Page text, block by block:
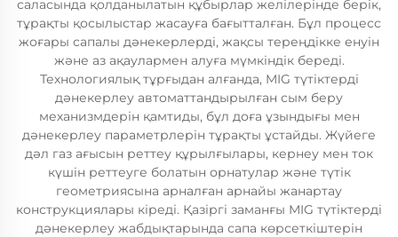
саласында қолданылатын құбырлар желілерінде берік,
тұрақты қосылыстар жасауға бағытталған. Бұл процесс
жоғары сапалы дәнекерлерді, жақсы тереңдікке енуін
және аз ақаулармен алуға мүмкіндік береді.
Технологиялық тұрғыдан алғанда, MIG түтіктерді
дәнекерлеу автоматтандырылған сым беру
механизмдерін қамтиды, бұл доға ұзындығы мен
дәнекерлеу параметрлерін тұрақты ұстайды. Жүйеге
дәл газ ағысын реттеу құрылғылары, кернеу мен ток
күшін реттеуге болатын орнатулар және түтік
геометриясына арналған арнайы жанартау
конструкциялары кіреді. Қазіргі заманғы MIG түтіктерді
дәнекерлеу жабдықтарында сапа көрсеткіштерін